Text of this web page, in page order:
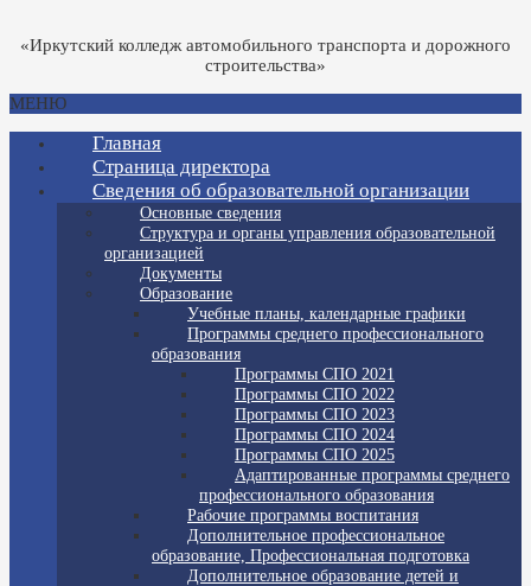
«Иркутский колледж автомобильного транспорта и дорожного
строительства»
МЕНЮ
Главная
Страница директора
Сведения об образовательной организации
Основные сведения
Структура и органы управления образовательной
организацией
Документы
Образование
Учебные планы, календарные графики
Программы среднего профессионального
образования
Программы СПО 2021
Программы СПО 2022
Программы СПО 2023
Программы СПО 2024
Программы СПО 2025
Адаптированные программы среднего
профессионального образования
Рабочие программы воспитания
Дополнительное профессиональное
образование, Профессиональная подготовка
Дополнительное образование детей и